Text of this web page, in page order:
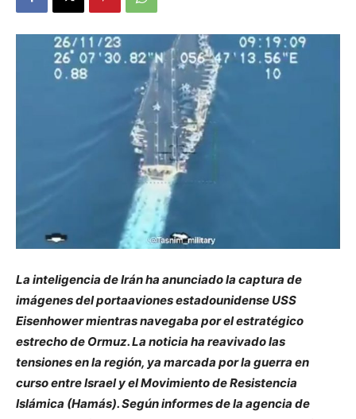
La inteligencia de Irán ha anunciado la captura de
imágenes del portaaviones estadounidense USS
Eisenhower mientras navegaba por el estratégico
estrecho de Ormuz. La noticia ha reavivado las
tensiones en la región, ya marcada por la guerra en
curso entre Israel y el Movimiento de Resistencia
Islámica (Hamás).Según informes de la agencia de